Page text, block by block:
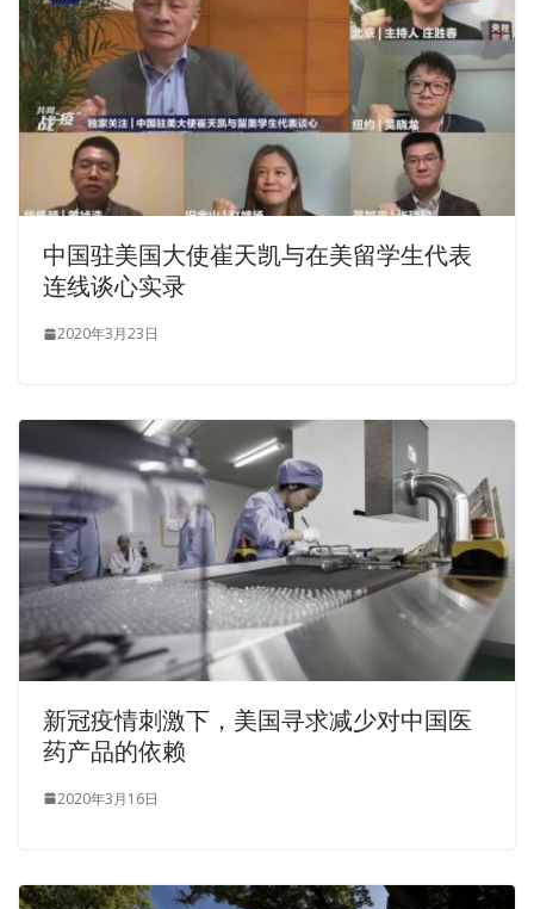
中国驻美国大使崔天凯与在美留学生代表
连线谈心实录
2020年3月23日
新冠疫情刺激下，美国寻求减少对中国医
药产品的依赖
2020年3月16日